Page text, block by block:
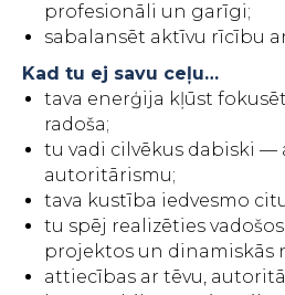
profesionāli un garīgi;
sabalansēt aktīvu rīcību
Kad tu ej savu ceļu…
tava enerģija kļūst
radoša;
tu vadi cilvēkus dabiski —
autoritārismu;
tava kustība iedvesmo
tu spēj realizēties
projektos un dinamiskās
attiecības ar tēvu,